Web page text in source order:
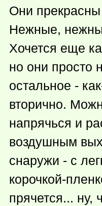
Они
Нежные,
Хочется еще
но они просто
остальное -
вторично.
напрячься и
воздушным
снаружи - с
корочкой-
прячется... ну,